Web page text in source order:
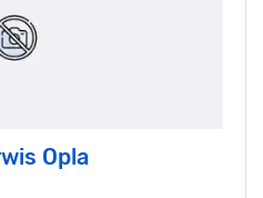
Opla